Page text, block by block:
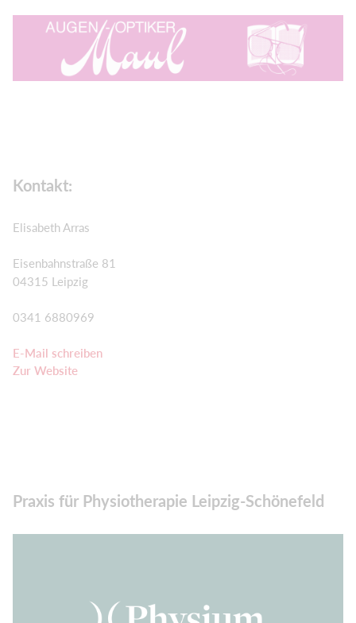
Kontakt:
Elisabeth Arras
Eisenbahnstraße 81
04315 Leipzig
0341 6880969
E-Mail schreiben
Zur Website
Praxis für Physiotherapie Leipzig-Schönefeld